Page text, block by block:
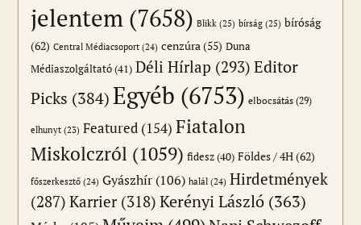
jelentem (7658) Blikk (25) bírság (25) bíróság
(62) Central Médiacsoport (24) cenzúra(55) Duna
Médiaszolgáltató(41) Déli Hírlap (293) Editor
Picks (384)Egyéb (6753) elbocsátás (29)
elhunyt (23) Featured (154) Fiatalon
Miskolczról (1059) fidesz(40) Földes / 4H(62)
főszerkesztő (24) Gyászhír (106) halál (24) Hirdetmények
(287) Karrier(318) Kerényi László (363)